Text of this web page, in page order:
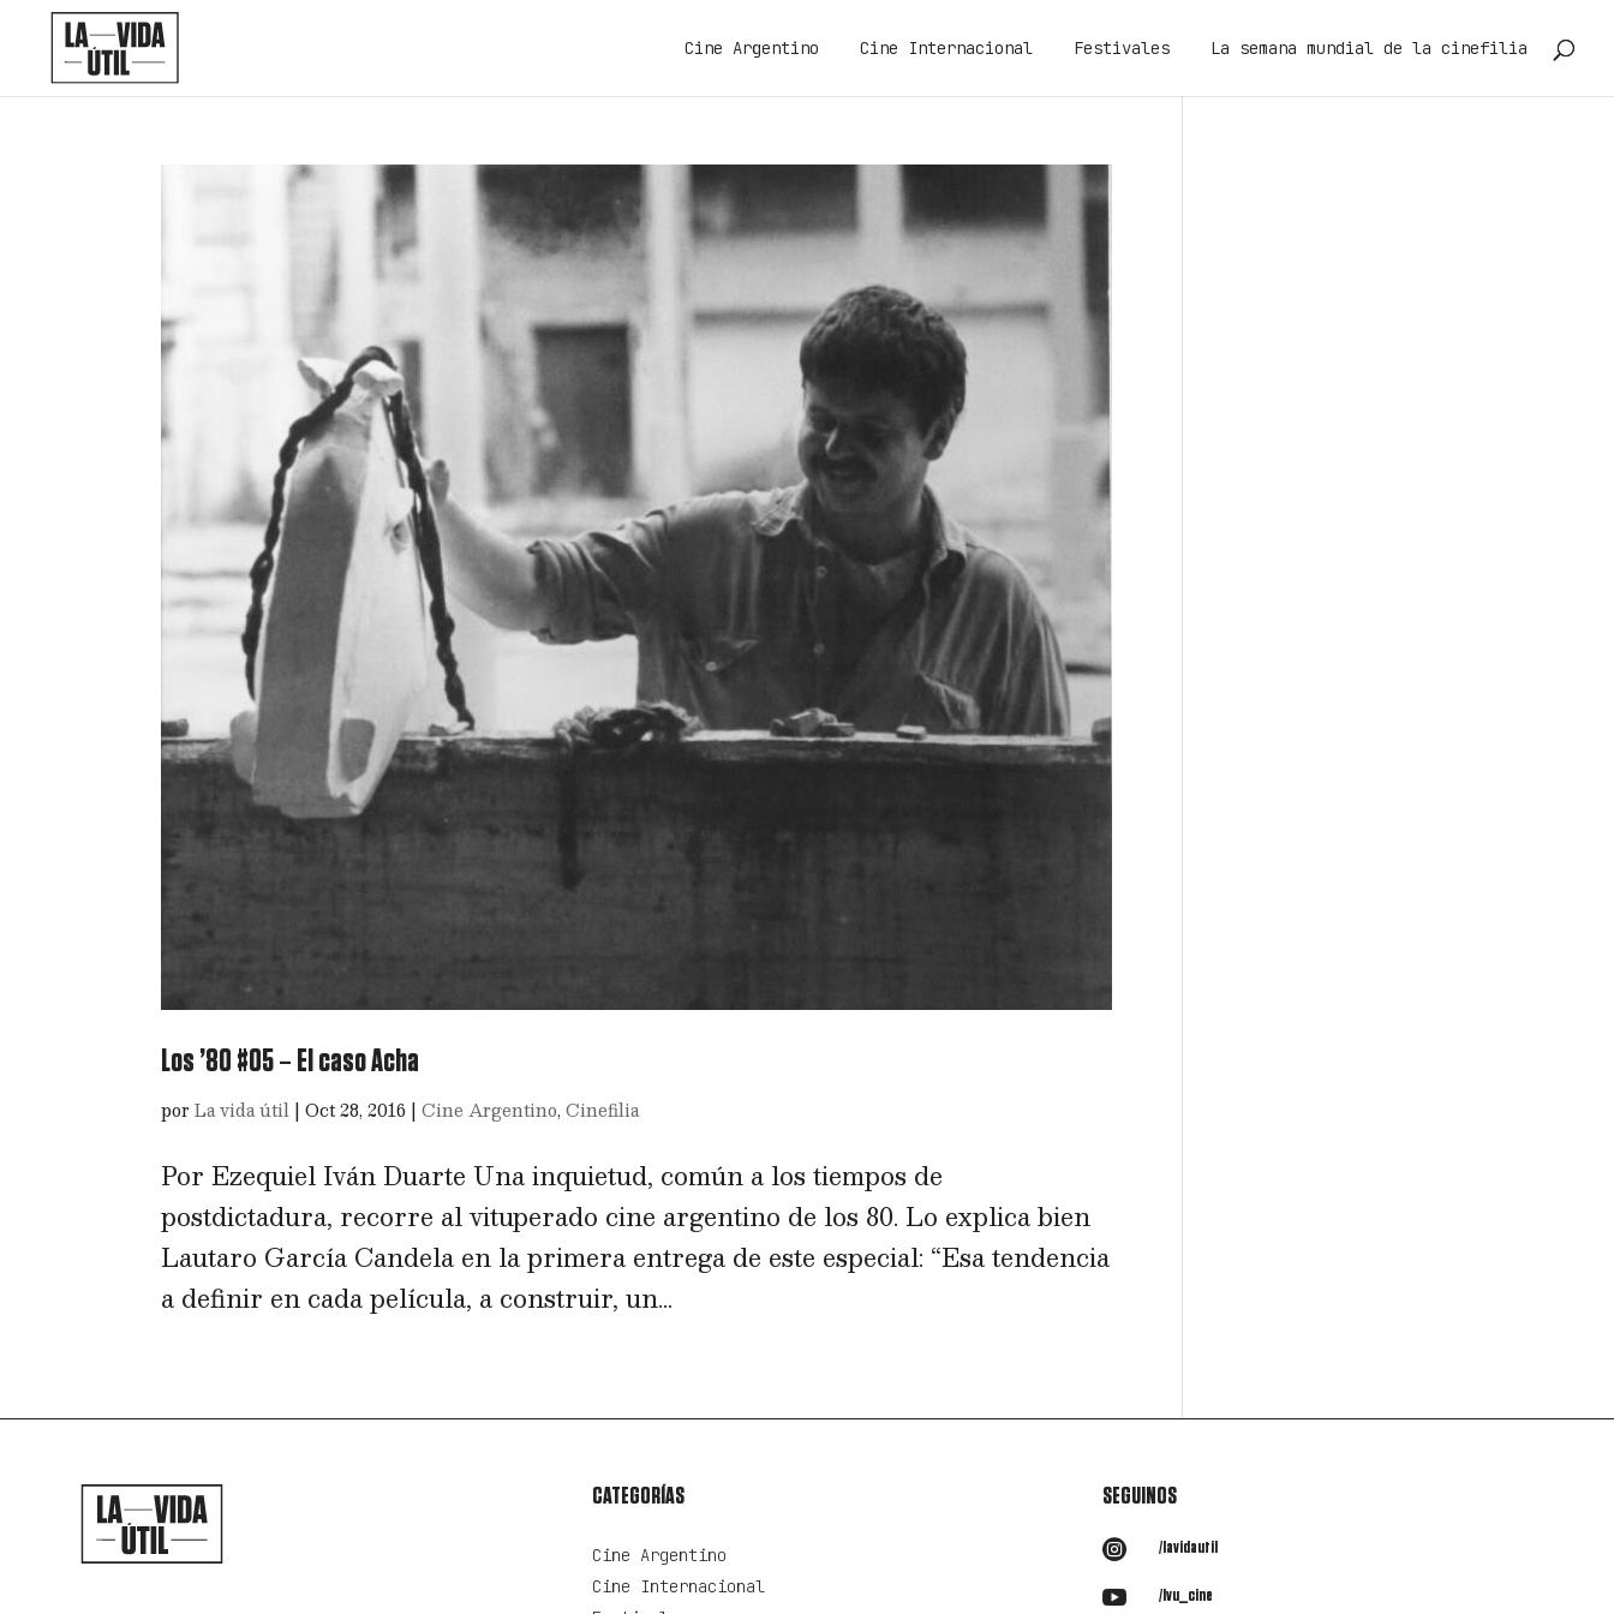
Cine Argentino Cine Internacional Festivales La semana mundial de la cinefilia
Los ’80 #05 – El caso Acha
porLa vida útil |Oct 28, 2016 |Cine Argentino,Cinefilia
Por Ezequiel Iván Duarte Una inquietud, común a los tiempos de
postdictadura, recorre al vituperado cine argentino de los 80. Lo explica bien
Lautaro García Candela en la primera entrega de este especial: “Esa tendencia
a definir en cada película, a construir, un...
CATEGORÍAS
Cine Argentino
Cine Internacional
SEGUINOS
 /lavidautil
 /lvu_cine